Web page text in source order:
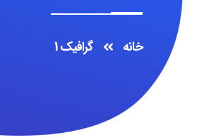
خانه گرافیک 1